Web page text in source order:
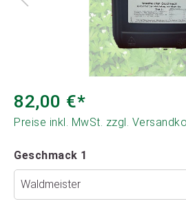
82,00 €*
Preise inkl. MwSt. zzgl.
Geschmack 1